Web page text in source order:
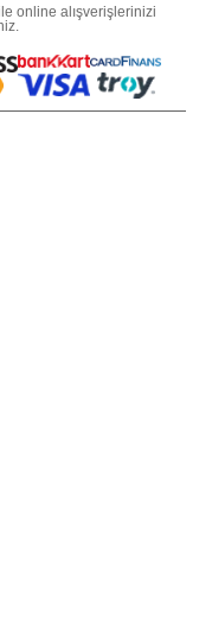
online alışverişlerinizi